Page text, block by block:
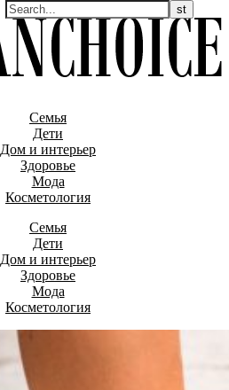
Семья
Дети
Дом и интерьер
Здоровье
Мода
Косметология
Семья
Дети
Дом и интерьер
Здоровье
Мода
Косметология